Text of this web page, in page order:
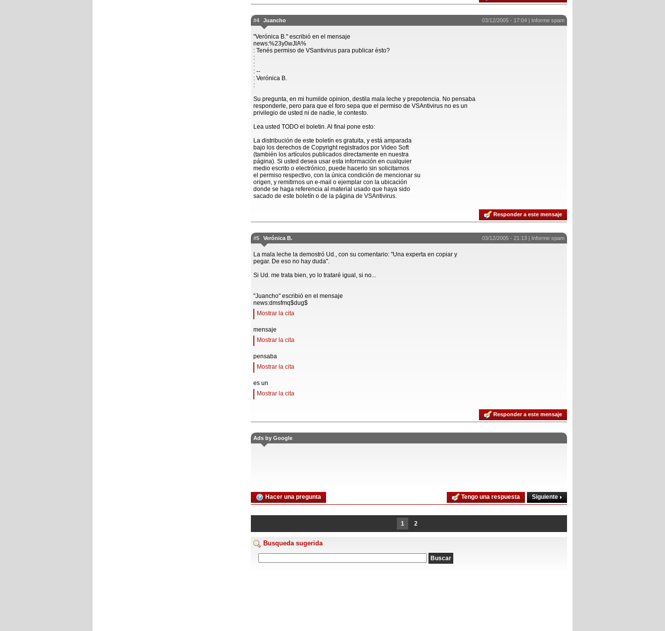
#4 Juancho 03/12/2005 - 17:04 | Informe spam
"Verónica B." escribió en el mensaje
news:%23y0wJlA%
: Tenés permiso de VSantivirus para publicar ésto?
:
:
: --
: Verónica B.
:
Su pregunta, en mi humilde opinion, destila mala leche y prepotencia. No pensaba
responderle, pero para que el foro sepa que el permiso de VSAntivirus no es un
privilegio de usted ni de nadie, le contesto.
Lea usted TODO el boletin. Al final pone esto:
La distribución de este boletín es gratuita, y está amparada
bajo los derechos de Copyright registrados por Video Soft
(también los artículos publicados directamente en nuestra
página). Si usted desea usar esta información en cualquier
medio escrito o electrónico, puede hacerlo sin solicitarnos
el permiso respectivo, con la única condición de mencionar su
origen, y remitirnos un e-mail o ejemplar con la ubicación
donde se haga referencia al material usado que haya sido
sacado de este boletín o de la página de VSAntivirus.
Responder a este mensaje
#5 Verónica B. 03/12/2005 - 21:13 | Informe spam
La mala leche la demostró Ud., con su comentario: "Una experta en copiar y
pegar. De eso no hay duda".
Si Ud. me trata bien, yo lo trataré igual, si no...
"Juancho" escribió en el mensaje
news:dmsfmq$dug$
Mostrar la cita
mensaje
Mostrar la cita
pensaba
Mostrar la cita
es un
Mostrar la cita
Responder a este mensaje
Ads by Google
Hacer una pregunta Siguiente
Tengo una respuesta
1 2
Busqueda sugerida